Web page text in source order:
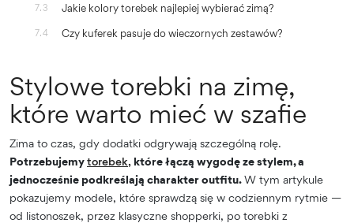
7.3 Jakie kolory torebek najlepiej wybierać zimą?
7.4 Czy kuferek pasuje do wieczornych zestawów?
Stylowe torebki na zimę,
które warto mieć w szafie
Zima to czas, gdy dodatki odgrywają szczególną rolę.
Potrzebujemytorebek, które łączą wygodę ze stylem, a
jednocześnie podkreślają charakter outfitu.W tym artykule
pokazujemy modele, które sprawdzą się w codziennym rytmie —
od listonoszek, przez klasyczne shopperki, po torebki z